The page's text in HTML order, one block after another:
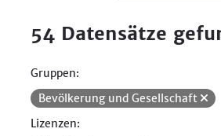
54 Datensätze
Gruppen:
Bevölkerung und Gesellschaft
Lizenzen: